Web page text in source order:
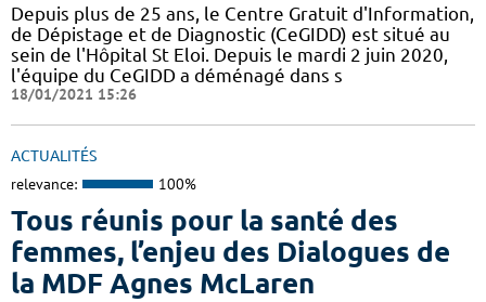
Depuis plus de 25 ans, le Centre Gratuit d'Information,
de Dépistage et de Diagnostic (CeGIDD) est situé au
sein de l'Hôpital St Eloi. Depuis le mardi 2 juin 2020,
l'équipe du CeGIDD a déménagé dans s
18/01/2021 15:26
ACTUALITÉS
relevance: 100%
Tous réunis pour la santé des
femmes, l’enjeu des Dialogues de
la MDF Agnes McLaren